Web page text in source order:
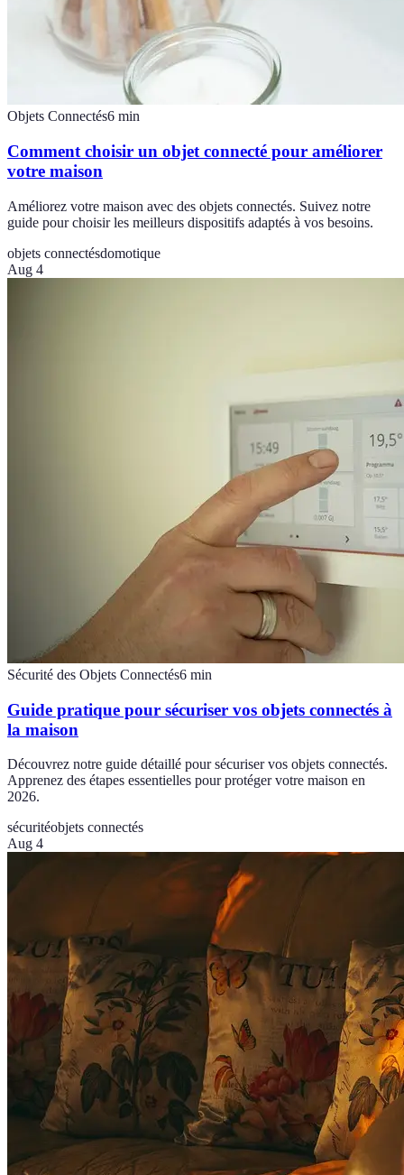
Objets Connectés6 min
Comment choisir un objet connecté pour améliorer
votre maison
Améliorez votre maison avec des objets connectés. Suivez notre
guide pour choisir les meilleurs dispositifs adaptés à vos besoins.
objets connectésdomotique
Aug 4
Sécurité des Objets Connectés6 min
Guide pratique pour sécuriser vos objets connectés à
la maison
Découvrez notre guide détaillé pour sécuriser vos objets connectés.
Apprenez des étapes essentielles pour protéger votre maison en
2026.
sécuritéobjets connectés
Aug 4